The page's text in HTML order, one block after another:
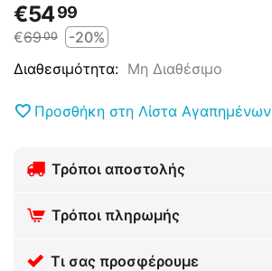
€5499
€6900
-20%
Διαθεσιμότητα: Μη Διαθέσιμο
Προσθήκη στη Λίστα Αγαπημένων
Τρόποι αποστολής
Τρόποι πληρωμής
Τι σας προσφέρουμε